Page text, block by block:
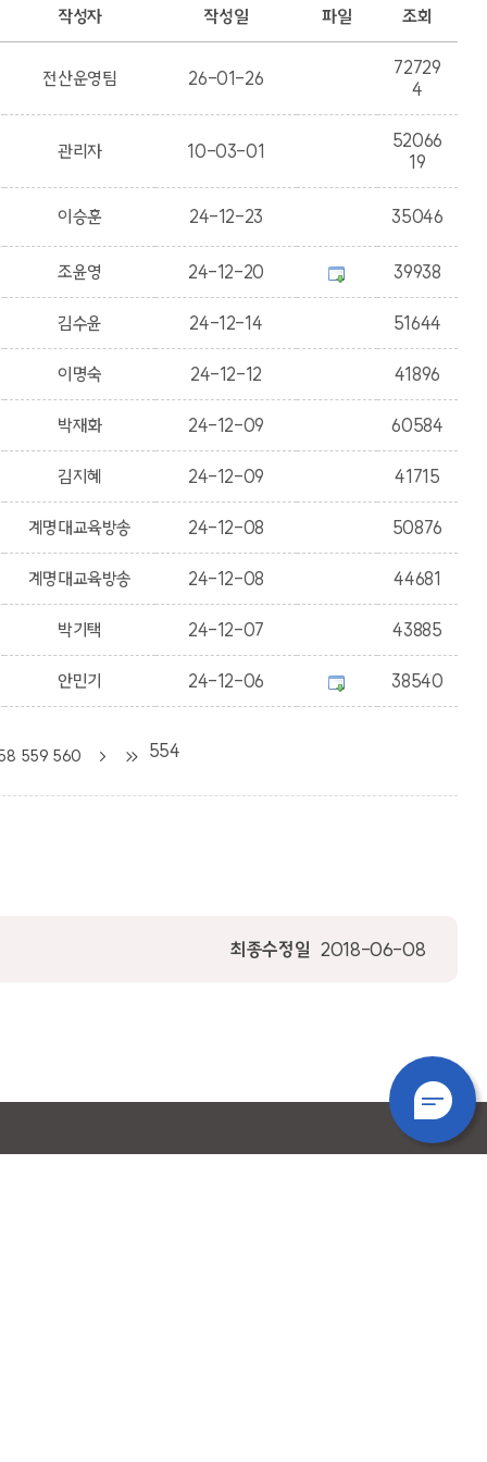
작성자 작성일 파일 조회
전산운영팀 26-01-26
72729
4
관리자 10-03-01
52066
19
이승훈 24-12-23 35046
조윤영 24-12-20 39938
김수윤 24-12-14 51644
이명숙 24-12-12 41896
박재화 24-12-09 60584
김지혜 24-12-09 41715
계명대교육방송 24-12-08 50876
계명대교육방송 24-12-08 44681
박기택 24-12-07 43885
안민기 24-12-06 38540
554
559 560
최종수정일 2018-06-08
TOP